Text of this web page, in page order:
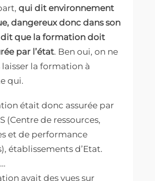
qui dit environnement
dangereux donc dans son
dit que la formation doit
par l’état. Ben oui, on ne
la formation à
qui.
était donc assurée par
(Centre de ressources,
et de performance
établissements d’Etat.
avait des vues sur